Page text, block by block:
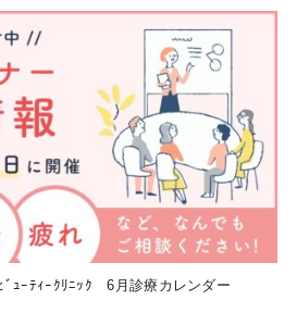
ﾞｭｰﾃｨｰｸﾘﾆｯｸ 6月診療カレンダー